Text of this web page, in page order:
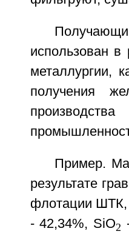
использован в
металлургии,
получения
Пример.
результате
флотации ШТК,
- 42,34%, SiO2